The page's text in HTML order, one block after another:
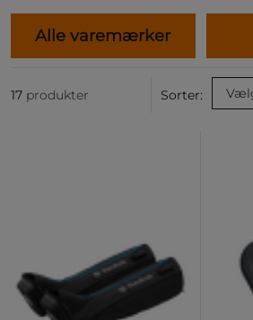
Alle varemærker
17 produkter Sorter: